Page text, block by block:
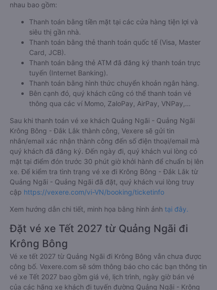
nhau bao gồm:
Thanh toán bằng tiền mặt tại các cửa hàng tiện lợi và
siêu thị gần nhà.
Thanh toán bằng thẻ thanh toán quốc tế (Visa, Master
Card, JCB).
Thanh toán bằng thẻ ATM đã đăng ký thanh toán trực
tuyến (Internet Banking).
Thanh toán bằng hình thức chuyển khoản ngân hàng.
Bên cạnh đó, quý khách cũng có thể thanh toán vé
thông qua các ví Momo, ZaloPay, AirPay, VNPay,…
Sau khi thanh toán vé xe khách Quảng Ngãi - Quảng Ngãi
Krông Bông - Đắk Lắk thành công, Vexere sẽ gửi tin
nhắn/email xác nhận thành công đến số điện thoại/email mà
quý khách đã đăng ký. Đến ngày đi, quý khách vui lòng có
mặt tại điểm đón trước 30 phút giờ khởi hành để chuẩn bị lên
xe. Để kiểm tra tình trạng vé xe đi Krông Bông - Đắk Lắk từ
Quảng Ngãi - Quảng Ngãi đã đặt, quý khách vui lòng truy
cập https://vexere.com/vi-VN/booking/ticketinfo
Xem hướng dẫn chi tiết, minh họa bằng hình ảnh tại đây.
Đặt vé xe Tết 2027 từ Quảng Ngãi đi
Krông Bông
Vé xe tết 2027 từ Quảng Ngãi đi Krông Bông vẫn chưa được
công bố. Vexere.com sẽ sớm thông báo cho các bạn thông tin
vé xe Tết 2027 bao gồm giá vé, lịch trình, ngày giờ bán vé
của các hãng xe khách đi tuyến đường Quảng Ngãi - Krông